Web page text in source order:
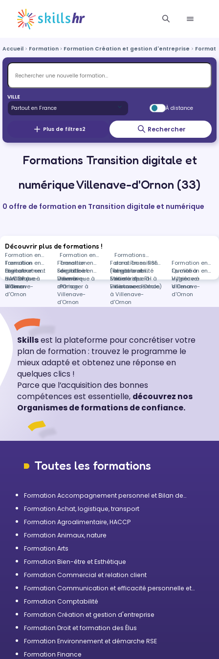
Accueil Formation Formation Création et gestion d'entreprise
VILLE
À distance
Plus de filtres2 Rechercher
Formations Transition digitale et
numérique Villenave-d'Ornon (33)
0 offre de formation en Transition digitale et numérique
Découvrir plus de formations !
Formation en
Transition
digitale et
numérique à
Braine
Formation en
Transition
digitale et
numérique à
Paris
Formations
dans Transition
digitale et
numérique à
distance
Formation en
Environnement
à Villenave-
d'Ornon
Formation en
Sécurité à
Villenave-
d'Ornon
Formation en RSE
(Responsabilité
Sociale et
Environnementale)
à Villenave-
d'Ornon
Formation en
Qualité à
Villenave-
d'Ornon
Formation en
HACCP à
Villenave-
d'Ornon
Formation en
Devenir
manager à
Villenave-
d'Ornon
Formation en
Métiers des RH à
Villenave-d'Ornon
Formation en
Hygiène à
Villenave-
d'Ornon
Skillsest la plateforme pour concrétiser votre
plan de formation : trouvez le programme le
mieux adapté et obtenez une réponse en
quelques clics !
Parce que l’acquisition des bonnes
compétences est essentielle, découvrez nos
Organismes de formations de confiance.
Toutes les formations
Formation Accompagnement personnel et Bilan de
Formation Achat, logistique, transport
Formation Agroalimentaire, HACCP
Formation Animaux, nature
Formation Arts
Formation Bien-être et Esthétique
Formation Commercial et relation client
Formation Communication et efficacité personnelle et
Formation Comptabilité
Formation Création et gestion d'entreprise
Formation Droit et formation des Élus
Formation Environnement et démarche RSE
Formation Finance